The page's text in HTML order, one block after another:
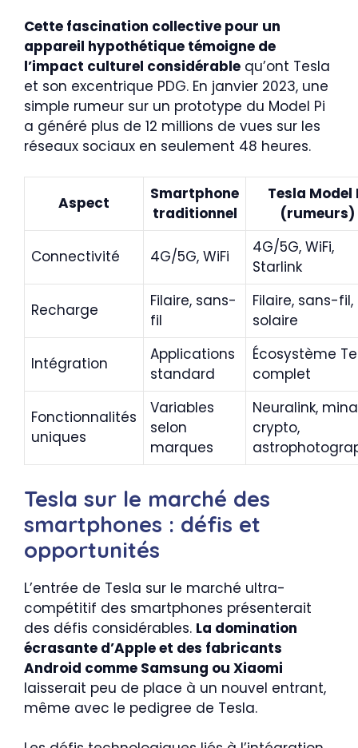
Cette fascination collective pour un
appareil hypothétique témoigne de
l’impact culturel considérable qu’ont Tesla
et son excentrique PDG. En janvier 2023, une
simple rumeur sur un prototype du Model Pi
a généré plus de 12 millions de vues sur les
réseaux sociaux en seulement 48 heures.
Aspect
Smartphone
traditionnel
Tesla Model
(rumeurs)
Connectivité 4G/5G, WiFi
4G/5G, WiFi,
Starlink
Recharge
Filaire, sans-
fil
Filaire, sans-fil,
solaire
Intégration
Applications
standard
Écosystème
complet
Fonctionnalités
uniques
Variables
selon
marques
Neuralink,
crypto,
Tesla sur le marché des
smartphones : défis et
opportunités
L’entrée de Tesla sur le marché ultra-
compétitif des smartphones présenterait
des défis considérables. La domination
écrasante d’Apple et des fabricants
Android comme Samsung ou Xiaomi
laisserait peu de place à un nouvel entrant,
même avec le pedigree de Tesla.